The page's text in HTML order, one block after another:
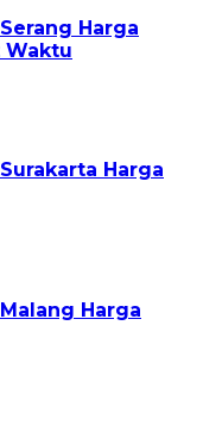
Harga
Harga
Harga